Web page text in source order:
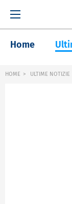
Home
HOME ULTIME NOTIZIE